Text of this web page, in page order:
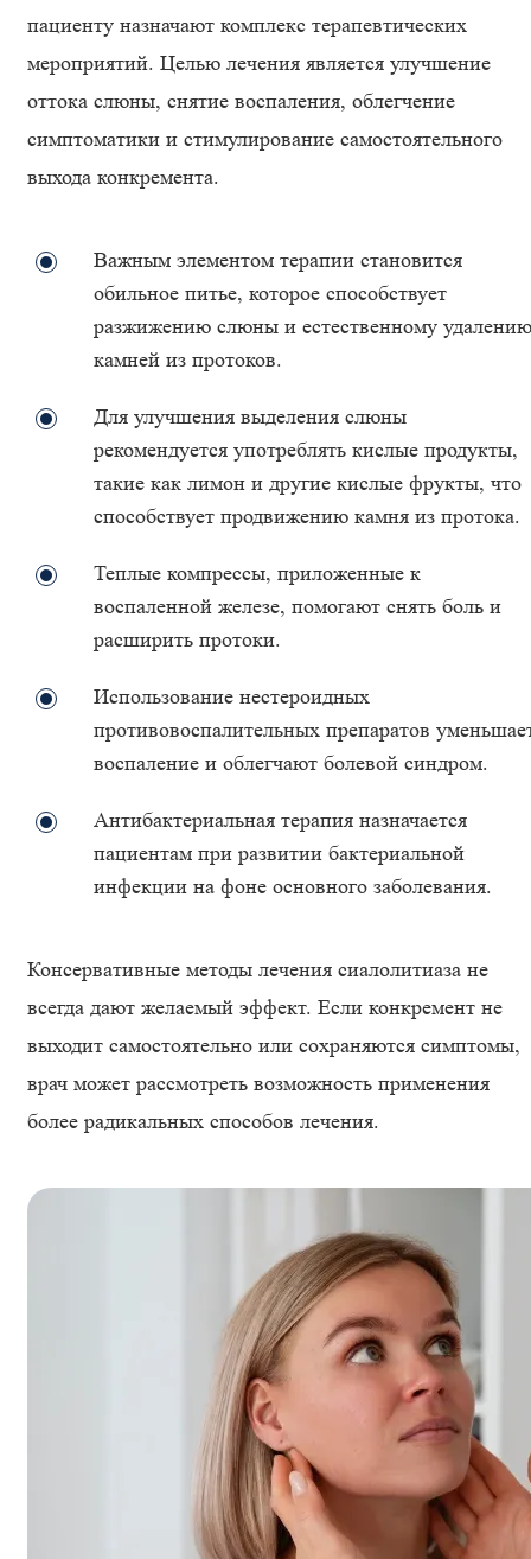
пациенту назначают комплекс терапевтических
мероприятий. Целью лечения является улучшение
оттока слюны, снятие воспаления, облегчение
симптоматики и стимулирование самостоятельного
выхода конкремента.
Важным элементом терапии становится
обильное питье, которое способствует
разжижению слюны и естественному удалению
камней из протоков.
Для улучшения выделения слюны
рекомендуется употреблять кислые продукты,
такие как лимон и другие кислые фрукты, что
способствует продвижению камня из протока.
Теплые компрессы, приложенные к
воспаленной железе, помогают снять боль и
расширить протоки.
Использование нестероидных
противовоспалительных препаратов
воспаление и облегчают болевой синдром.
Антибактериальная терапия назначается
пациентам при развитии бактериальной
инфекции на фоне основного заболевания.
Консервативные методы лечения сиалолитиаза не
всегда дают желаемый эффект. Если конкремент не
выходит самостоятельно или сохраняются симптомы,
врач может рассмотреть возможность применения
более радикальных способов лечения.